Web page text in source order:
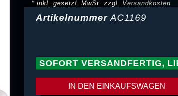
* inkl. gesetzl. MwSt. zzgl. Versandkosten
Artikelnummer AC1169
SOFORT VERSANDFERTIG,
IN DEN EINKAUFSWAGEN